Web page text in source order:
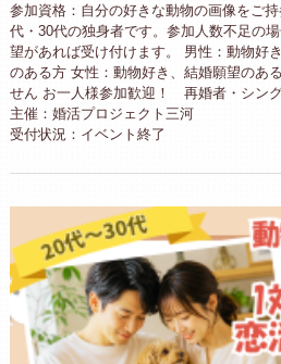
参加資格：自分の好きな動物の画像をご
代・30代の独身者です。参加人数不足の
望があれば受け付けます。 男性：動物好
のある方 女性：動物好き、結婚願望のあ
せん お一人様参加歓迎！ 再婚者・シン
主催：婚活プロジェクト三河
受付状況：イベント終了